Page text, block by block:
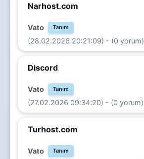
Narhost.com
Vato Tanım
(28.02.2026 20:21:09) - (0 yorum)
Discord
Vato Tanım
(27.02.2026 09:34:20) - (0 yorum)
Turhost.com
Vato Tanım